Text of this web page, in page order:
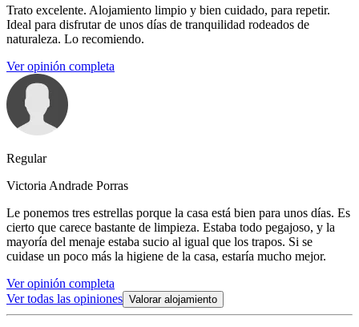
Trato excelente. Alojamiento limpio y bien cuidado, para repetir.
Ideal para disfrutar de unos días de tranquilidad rodeados de
naturaleza. Lo recomiendo.
Ver opinión completa
Regular
Victoria Andrade Porras
Le ponemos tres estrellas porque la casa está bien para unos días. Es
cierto que carece bastante de limpieza. Estaba todo pegajoso, y la
mayoría del menaje estaba sucio al igual que los trapos. Si se
cuidase un poco más la higiene de la casa, estaría mucho mejor.
Ver opinión completa
Ver todas las opiniones Valorar alojamiento